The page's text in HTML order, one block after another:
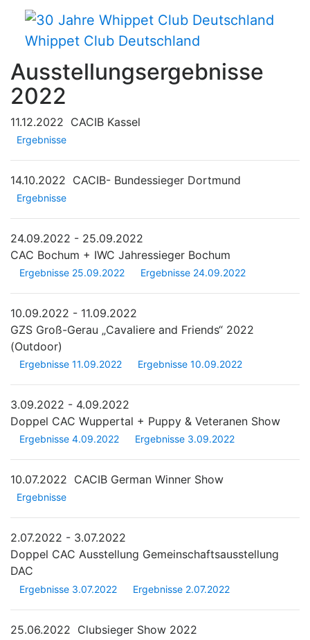
Whippet Club Deutschland
Ausstellungsergebnisse
2022
11.12.2022 CACIB Kassel
Ergebnisse
14.10.2022 CACIB- Bundessieger Dortmund
Ergebnisse
24.09.2022 - 25.09.2022
CAC Bochum + IWC Jahressieger Bochum
Ergebnisse 25.09.2022 Ergebnisse 24.09.2022
10.09.2022 - 11.09.2022
GZS Groß-Gerau „Cavaliere and Friends“ 2022
(Outdoor)
Ergebnisse 11.09.2022 Ergebnisse 10.09.2022
3.09.2022 - 4.09.2022
Doppel CAC Wuppertal + Puppy & Veteranen Show
Ergebnisse 4.09.2022 Ergebnisse 3.09.2022
10.07.2022 CACIB German Winner Show
Ergebnisse
2.07.2022 - 3.07.2022
Doppel CAC Ausstellung Gemeinschaftsausstellung
DAC
Ergebnisse 3.07.2022 Ergebnisse 2.07.2022
25.06.2022 Clubsieger Show 2022